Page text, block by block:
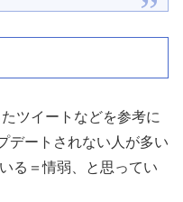
ツイートなどを参考に
デートされない人が多い
る＝情弱、と思ってい